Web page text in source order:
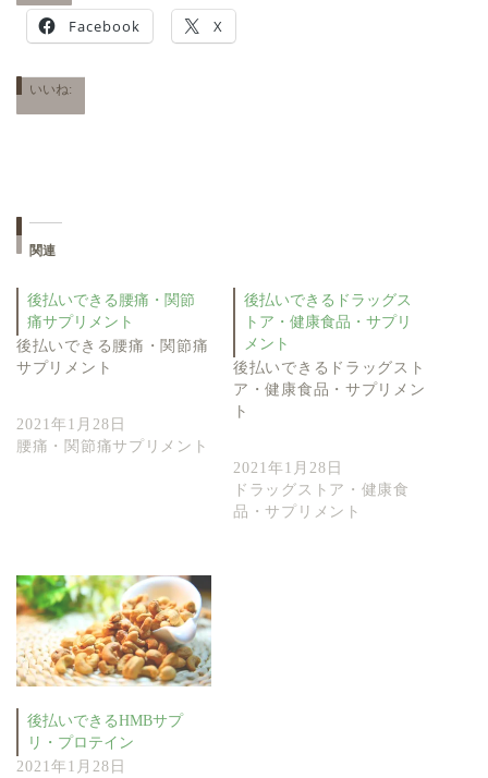
Facebook X
いいね:
関連
後払いできる腰痛・関節
痛サプリメント
後払いできる腰痛・関節痛
サプリメント
2021年1月28日
腰痛・関節痛サプリメント
後払いできるドラッグス
トア・健康食品・サプリ
メント
後払いできるドラッグスト
ア・健康食品・サプリメン
ト
2021年1月28日
ドラッグストア・健康食
品・サプリメント
後払いできるHMBサプ
リ・プロテイン
2021年1月28日